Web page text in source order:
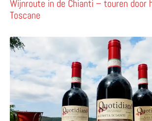
Wijnroute in de Chianti – touren door
Toscane
Lees meer over Quotidiano –